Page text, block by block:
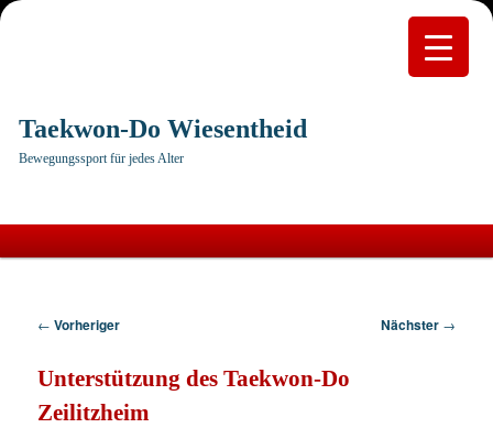
Taekwon-Do Wiesentheid
Bewegungssport für jedes Alter
springen
Beitragsnavigation
← Vorheriger Nächster →
Unterstützung des Taekwon-Do
Zeilitzheim